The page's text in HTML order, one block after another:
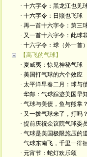
· 十六字令：黑龙江也见
· 十六字令：日照也飞球
· 再一首十六字令：第三
· 又一首十六字令：此球
· 十六字令：球（外一首）
【高飞的气球】
· 夏威夷：惊见神秘气球
· 美国打气球的六个效应
· 太平洋早春二月：球与
· 华邮：气球踪迹美国早
· 气球与美债，鱼与熊掌？
· 又一拨气球来了，打吗？
· 提前庆祝众议院气球委
· 气球是美国极限施压的
· 气球东南飞，千里一徘
· 元宵节：蛇灯欢乐颂